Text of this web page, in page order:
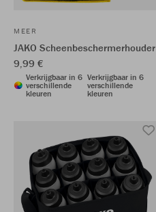
MEER
JAKO Scheenbeschermerhouder
9,99 €
Verkrijgbaar in 6
verschillende
kleuren
Verkrijgbaar in 6
verschillende
kleuren